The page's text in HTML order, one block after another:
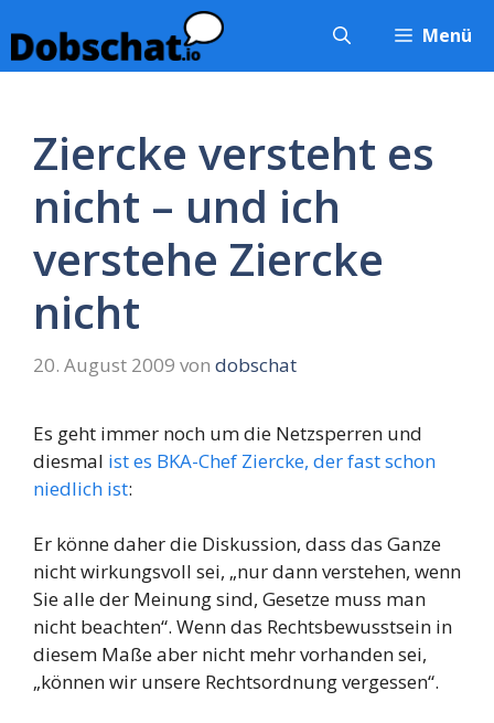
Inhalt
springen
Menü
Ziercke versteht es
nicht – und ich
verstehe Ziercke
nicht
20. August 2009 von dobschat
Es geht immer noch um die Netzsperren und
diesmal ist es BKA-Chef Ziercke, der fast schon
niedlich ist:
Er könne daher die Diskussion, dass das Ganze
nicht wirkungsvoll sei, „nur dann verstehen, wenn
Sie alle der Meinung sind, Gesetze muss man
nicht beachten“. Wenn das Rechtsbewusstsein in
diesem Maße aber nicht mehr vorhanden sei,
„können wir unsere Rechtsordnung vergessen“.